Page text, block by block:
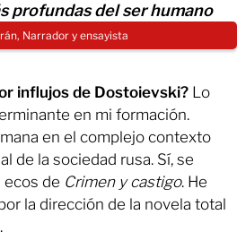
profundas del ser humano
Narrador y ensayista
influjos de Dostoievski? Lo
en mi formación.
en el complejo contexto
de la sociedad rusa. Sí, se
ecos de Crimen y castigo. He
la dirección de la novela total